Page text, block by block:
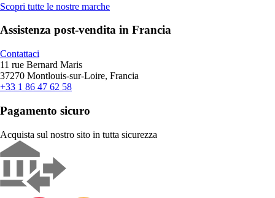
Scopri tutte le nostre marche
Assistenza post-vendita in Francia
Contattaci
11 rue Bernard Maris
37270 Montlouis-sur-Loire, Francia
+33 1 86 47 62 58
Pagamento sicuro
Acquista sul nostro sito in tutta sicurezza